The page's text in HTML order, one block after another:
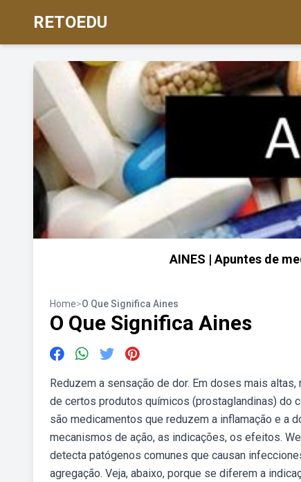
RETOEDU
AINES | Apuntes de
Home>O Que Significa Aines
O Que Significa Aines
Reduzem a sensação de dor. Em doses mais
de certos produtos químicos (prostaglandinas) do
são medicamentos que reduzem a inflamação e a
mecanismos de ação, as indicações, os efeitos.
detecta patógenos comunes que causan
agregação. Veja, abaixo, porque se diferem a